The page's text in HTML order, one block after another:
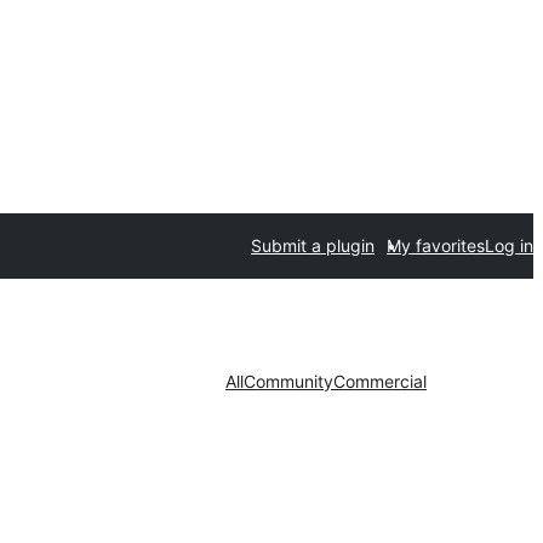
Submit a plugin My favoritesLog in
AllCommunityCommercial